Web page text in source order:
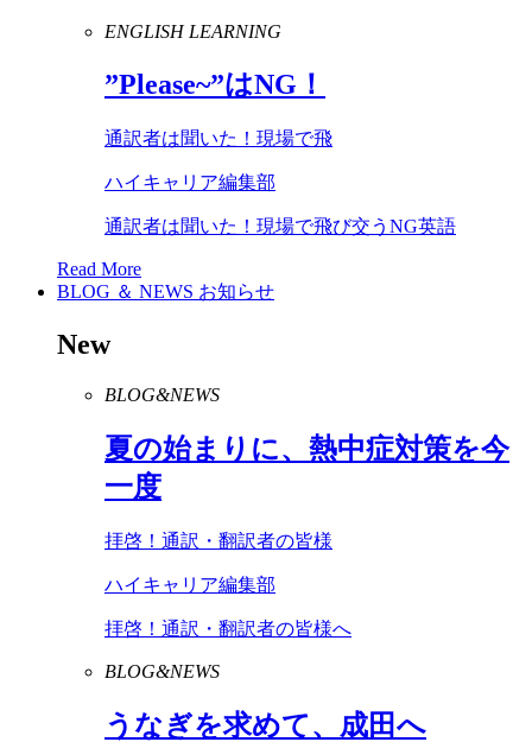
ENGLISH LEARNING
”Please~”はNG ！
通訳者は聞いた！現場で飛
ハイキャリア編集部
通訳者は聞いた！現場で飛び交うNG英語
Read More
BLOG ＆ NEWS お知らせ
New
BLOG&NEWS
夏の始まりに、熱中症対策を今
一度
拝啓！通訳・翻訳者の皆様
ハイキャリア編集部
拝啓！通訳・翻訳者の皆様へ
BLOG&NEWS
うなぎを求めて、成田へ